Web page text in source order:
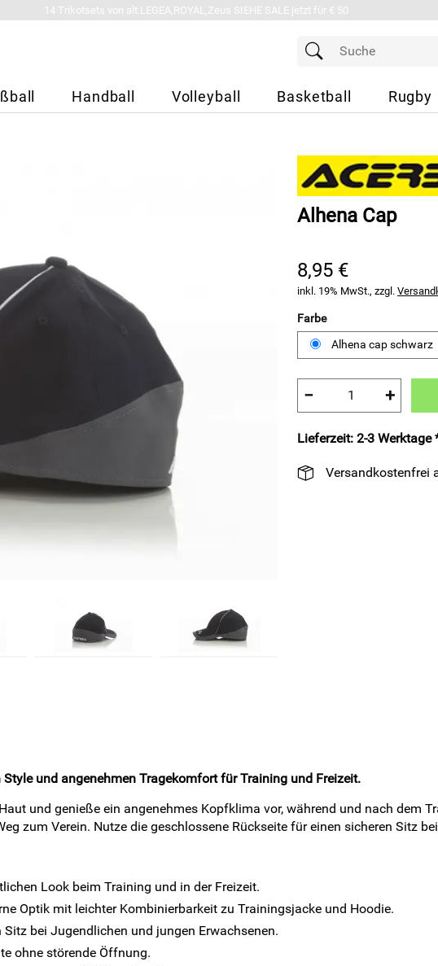
14 Trikotsets von alt.LEGEA,ROYAL,Zeus SIEHE SALE jetzt für € 50
Handball Volleyball Basketball Rugby
Alhena Cap
8,95 €
inkl. 19% MwSt., zzgl.
Farbe
Alhena cap schwarz
− +
Lieferzeit: 2-3 Werktage
Versandkostenfrei
und angenehmen Tragekomfort für Training und Freizeit.
und genieße ein angenehmes Kopfklima vor, während und nach dem
zum Verein. Nutze die geschlossene Rückseite für einen sicheren Sitz
Look beim Training und in der Freizeit.
Optik mit leichter Kombinierbarkeit zu Trainingsjacke und Hoodie.
bei Jugendlichen und jungen Erwachsenen.
ohne störende Öffnung.